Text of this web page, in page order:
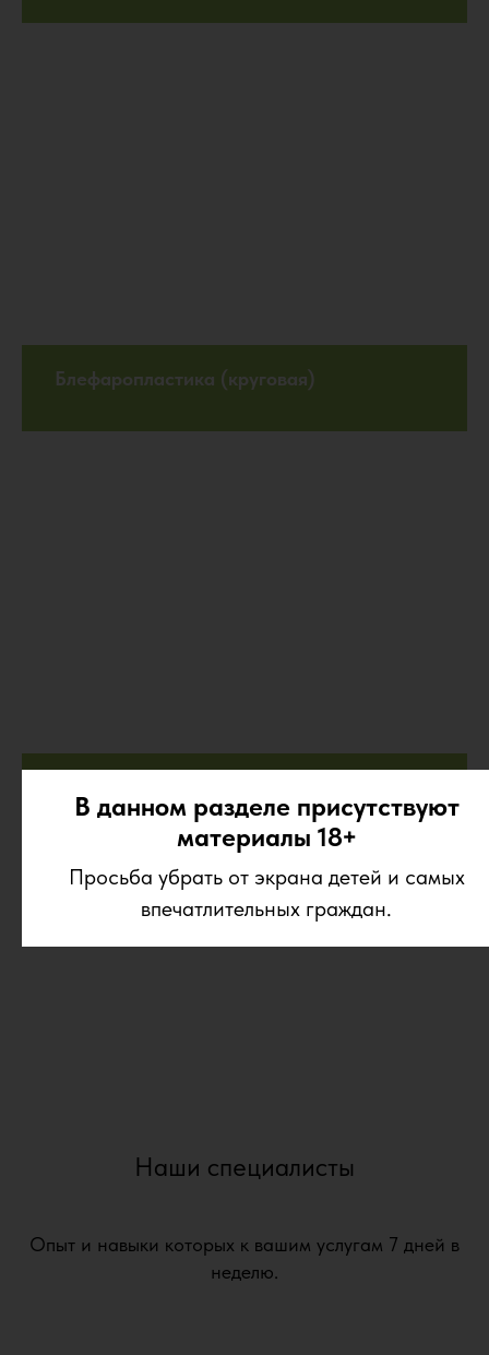
В данном разделе присутствуют
материалы 18+
Просьба убрать от экрана детей и самых
впечатлительных граждан.
Блефаропластика (круговая)
имплантов (объем 325 мл)
Наши специалисты
Опыт и навыки которых к вашим услугам 7 дней в
неделю.